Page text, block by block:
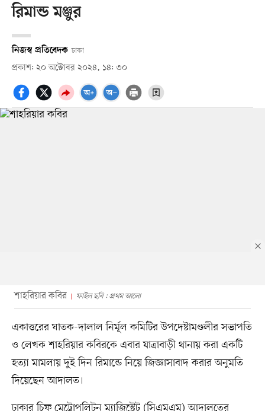
রিমান্ড মঞ্জুর
নিজস্ব প্রতিবেদক ঢাকা
প্রকাশ: ২০ অক্টোবর ২০২৪, ১৪: ৩০
শাহরিয়ার কবির ফাইল ছবি : প্রথম আলো
একাত্তরের ঘাতক-দালাল নির্মূল কমিটির উপদেষ্টামণ্ডলীর সভাপতি
ও লেখক শাহরিয়ার কবিরকে এবার যাত্রাবাড়ী থানায় করা একটি
হত্যা মামলায় দুই দিন রিমান্ডে নিয়ে জিজ্ঞাসাবাদ করার অনুমতি
দিয়েছেন আদালত।
ঢাকার চিফ মেট্রোপলিটন ম্যাজিস্ট্রেট (সিএমএম) আদালতের